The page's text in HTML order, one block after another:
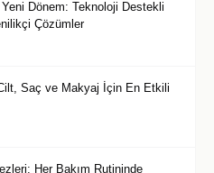
Dönem: Teknoloji Destekli
Çözümler
Cilt, Saç ve Makyaj İçin En Etkili
Her Bakım Rutininde